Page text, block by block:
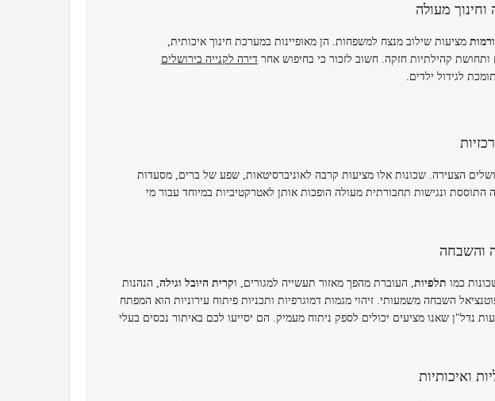
מעולה
מציעות שילוב מנצח למשפחות. הן מאופיינות במערכת חינוך איכותית,
ותחושת קהילתיות חזקה. חשוב לזכור כי בחיפוש אחר דירה לקנייה בירושלים
לגידול ילדים.
הצעירה. שכונות אלו מציעות קרבה לאוניברסיטאות, שפע של ברים, מסעדות
התוססת ונגישות תחבורתית מעולה הופכות אותן לאטרקטיביות במיוחד עבור מי
והשבחה
כמו תלפיות , העוברת מהפך מאזור תעשייה למגורים, וקרית היובל וגילה , הנהנות
השבחה משמעותי. זיהוי מגמות דמוגרפיות ותכניות פיתוח עירוניות הוא המפתח
נדל"ן שאנו מציעים יכולים לספק ניתוח מעמיק. הם יסייעו לכם באיתור נכסים בעלי
ואיכותיות